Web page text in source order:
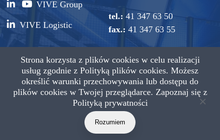
VIVE Group
VIVE Logistic
tel.: 41 347 63 50
fax.: 41 347 63 55
Copyright © 2021 VIVE Textile Recycling Wszystkie prawa
Strona korzysta z plików cookies w celu realizacji
usług zgodnie z Polityką plików cookies. Możesz
określić warunki przechowywania lub dostępu do
plików cookies w Twojej przeglądarce. Zapoznaj się z
Polityką prywatności
Rozumiem